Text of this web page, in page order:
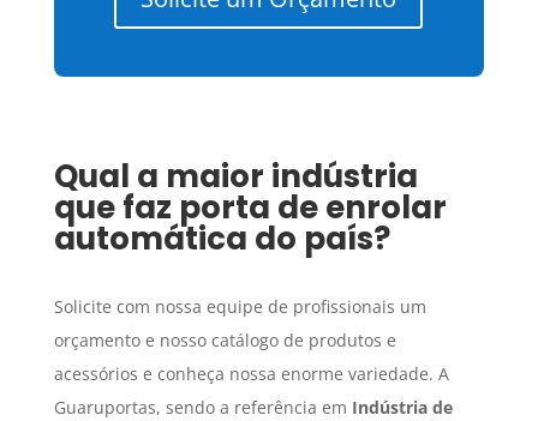
Qual a maior indústria
que faz porta de enrolar
automática do país?
Solicite com nossa equipe de profissionais um
orçamento e nosso catálogo de produtos e
acessórios e conheça nossa enorme variedade. A
Guaruportas, sendo a referência em Indústria de